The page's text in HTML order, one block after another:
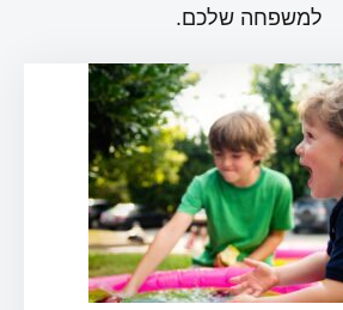
למשפחה שלכם.